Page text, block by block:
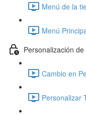
Menú de la
Menú
Personalización
Cambio en
Personalizar